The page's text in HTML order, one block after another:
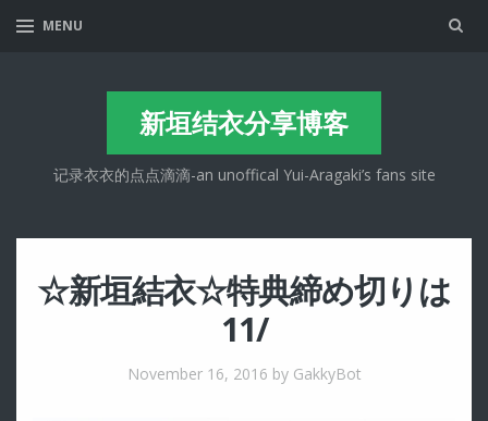
MENU
新垣结衣分享博客
记录衣衣的点点滴滴-an unoffical Yui-Aragaki’s fans site
☆新垣結衣☆特典締め切りは
11/
November 16, 2016 by GakkyBot